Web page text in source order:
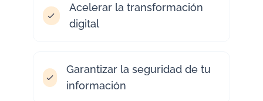
Acelerar la transformación
digital
Garantizar la seguridad de tu
información